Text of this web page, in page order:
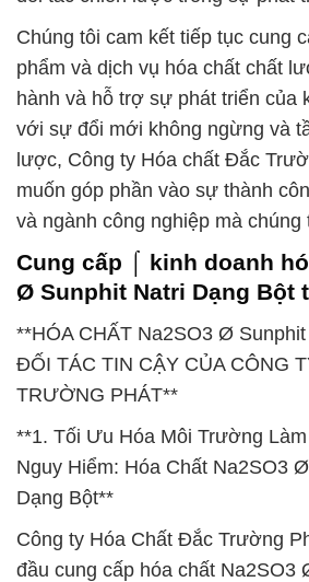
Chúng tôi cam kết tiếp tục cung
phẩm và dịch vụ hóa chất chất
hành và hỗ trợ sự phát triển của
với sự đổi mới không ngừng và
lược, Công ty Hóa chất Đắc
muốn góp phần vào sự thành
và ngành công nghiệp mà chúng
Cung cấp ⌠ kinh doanh
Ø Sunphit Natri Dạng Bột
**HÓA CHẤT Na2SO3 Ø
ĐỐI TÁC TIN CẬY CỦA CÔNG
TRƯỜNG PHÁT**
**1. Tối Ưu Hóa Môi Trường
Nguy Hiểm: Hóa Chất Na2SO3
Dạng Bột**
Công ty Hóa Chất Đắc Trường
đầu cung cấp hóa chất Na2SO3